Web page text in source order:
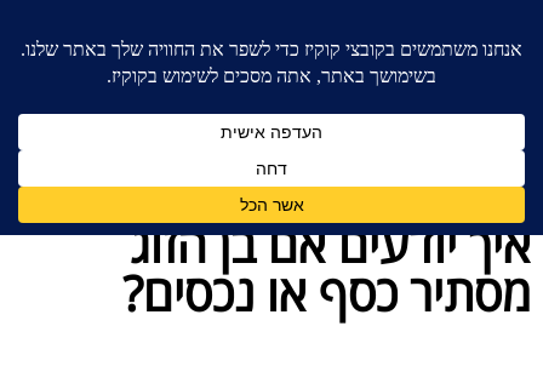
בלוג מאמרים - משרד עורכי דין לענייני משפחה
איך יודעים אם בן הזוג מסתיר כסף או נכסים?
איך יודעים אם בן הזוג
מסתיר כסף או נכסים?